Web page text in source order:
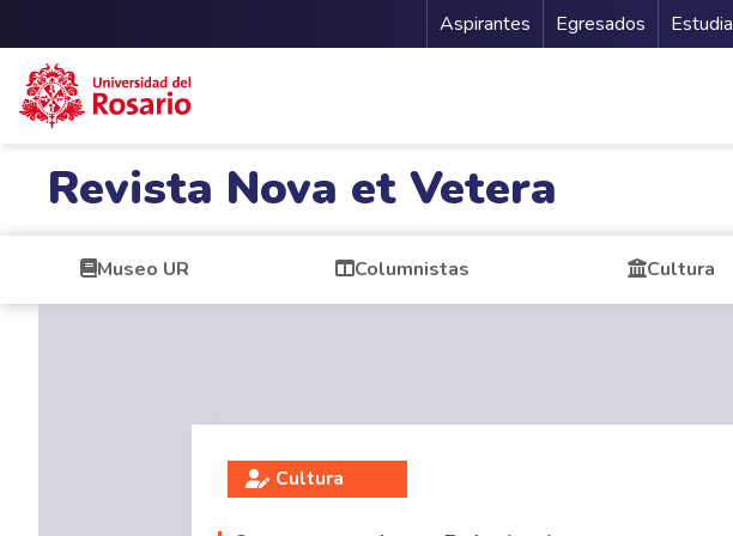
Menu
Aspirantes Egresados
Revista Nova et Vetera
Museo UR Columnistas Cultura
Cultura